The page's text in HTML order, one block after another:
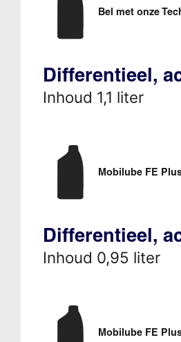
Bel met onze
Differentieel,
Inhoud 1,1 liter
Mobilube FE
Differentieel,
Inhoud 0,95 liter
Mobilube FE